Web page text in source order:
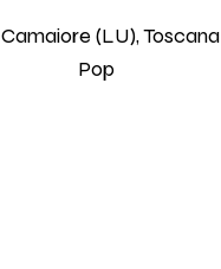
Camaiore (LU), Toscana
Pop